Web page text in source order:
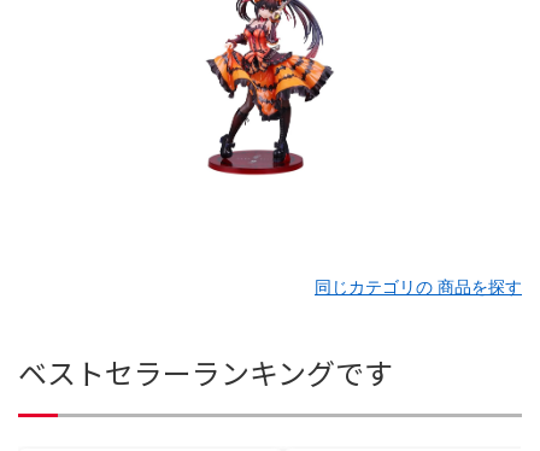
同じカテゴリの 商品を探す
ベストセラーランキングです